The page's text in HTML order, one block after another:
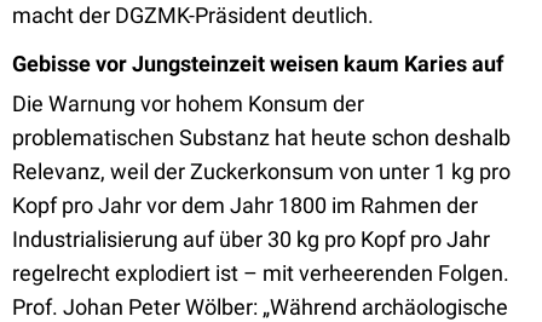
macht der DGZMK-Präsident deutlich.
Gebisse vor Jungsteinzeit weisen kaum Karies auf
Die Warnung vor hohem Konsum der
problematischen Substanz hat heute schon deshalb
Relevanz, weil der Zuckerkonsum von unter 1 kg pro
Kopf pro Jahr vor dem Jahr 1800 im Rahmen der
Industrialisierung auf über 30 kg pro Kopf pro Jahr
regelrecht explodiert ist – mit verheerenden Folgen.
Prof. Johan Peter Wölber: „Während archäologische